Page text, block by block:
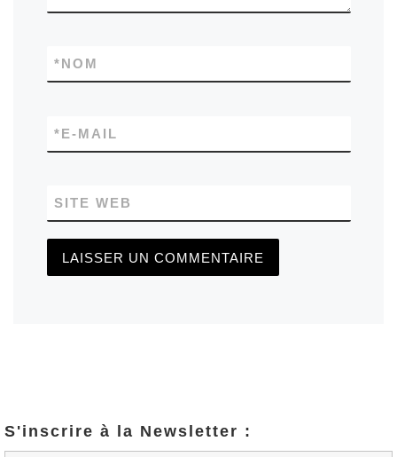
NOM
*
E-MAIL
*
SITE WEB
S'inscrire à la Newsletter :